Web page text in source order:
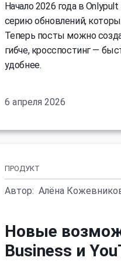
Начало 2026 года в
серию обновлений,
Теперь посты можно
гибче, кросспостинг —
удобнее.
6 апреля 2026
ПРОДУКТ
Автор: Алёна
Новые
Business и